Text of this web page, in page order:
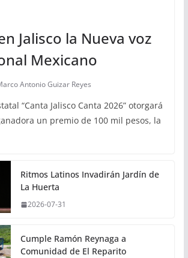
Jalisco la Nueva voz
Mexicano
Antonio Guizar Reyes
“Canta Jalisco Canta 2026” otorgará
un premio de 100 mil pesos, la
Ritmos Latinos Invadirán Jardín de
La Huerta
2026-07-31
Cumple Ramón Reynaga a
Comunidad de El Reparito